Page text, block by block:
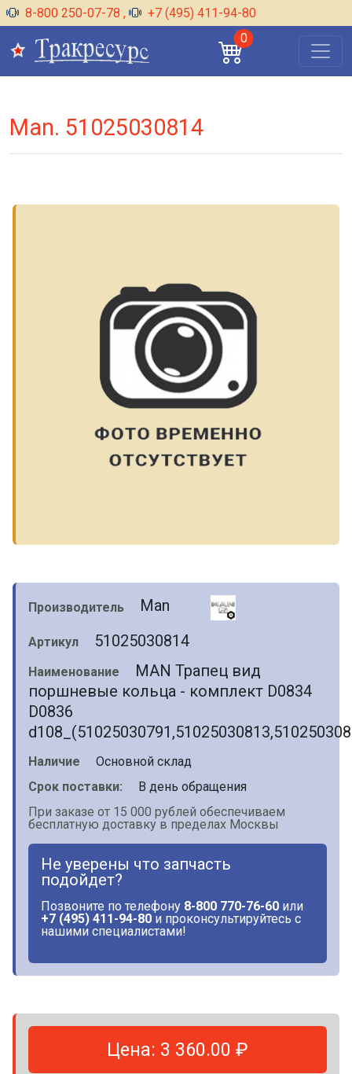
8-800 250-07-78 ,
+7 (495) 411-94-80
0
Man. 51025030814
Производитель Man
Артикул 51025030814
Наименование
MAN Трапец вид
поршневые кольца - комплект D0834
D0836
Наличие
Основной склад
Срок поставки:
В день обращения
При заказе от 15 000 рублей обеспечиваем
бесплатную доставку в пределах Москвы
Не уверены что запчасть
подойдет?
Позвоните по телефону 8-800 770-76-60 или
+7 (495) 411-94-80 и проконсультируйтесь с
нашими специалистами!
Цена: 3 360.00 ₽